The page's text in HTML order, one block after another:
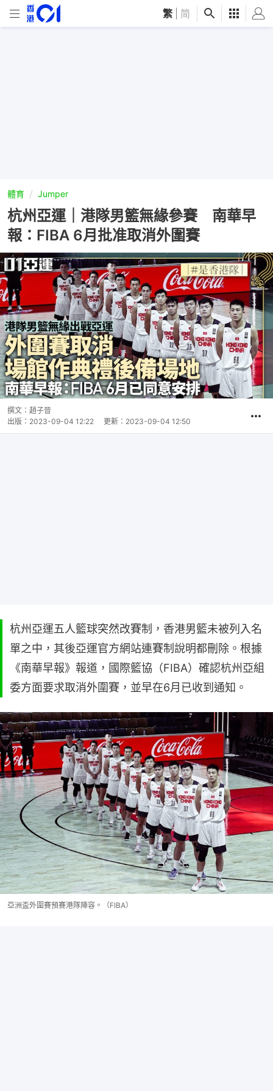
繁 简
體育 Jumper
杭州亞運｜港隊男籃無緣參賽 南華早
報：FIBA 6月批准取消外圍賽
撰文： 趙子晉
出版： 2023-09-04 12:22 更新： 2023-09-04 12:50
杭州亞運五人籃球突然改賽制，香港男籃未被列入名
單之中，其後亞運官方網站連賽制說明都刪除。根據
《南華早報》報道，國際籃協（FIBA）確認杭州亞組
委方面要求取消外圍賽，並早在6月已收到通知。
亞洲盃外圍賽預賽港隊陣容。（FIBA）